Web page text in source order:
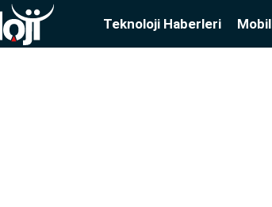
Teknoloji Haberleri Mobil